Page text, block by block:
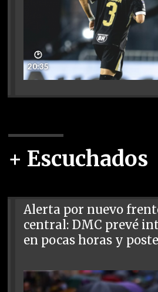
🕑
20:35
+ Escuchados
Alerta por nuevo
central: DMC prevé
en pocas horas y